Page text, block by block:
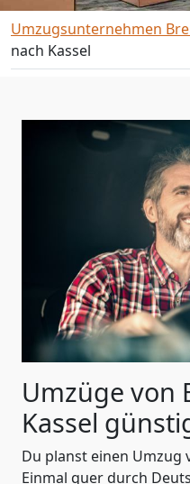
Umzugsunternehmen
nach Kassel
Umzüge von
Kassel
Du planst einen Umzug
Einmal quer durch